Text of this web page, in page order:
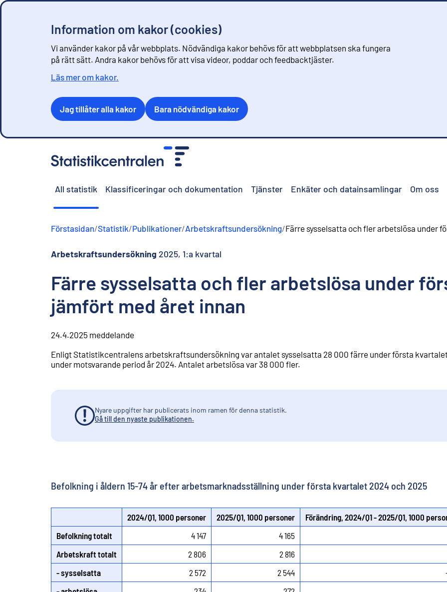
Information om kakor (cookies)
Vi använder kakor på vår webbplats. Nödvändiga kakor behövs för att webbplatsen ska fungera
på rätt sätt. Andra kakor behövs för att visa videor, poddar och feedbacktjäster.
Läs mer om kakor.
Jag tillåter alla kakor Bara nödvändiga kakor
All statistik Klassificeringar och dokumentation Tjänster Enkäter och datainsamlingar Om oss
Förstasidan/Statistik/Publikationer/Arbetskraftsundersökning/Färre sysselsatta och fler arbetslösa under
Arbetskraftsundersökning 2025, 1:a kvartal
Färre sysselsatta och fler arbetslösa under
jämfört med året innan
24.4.2025 meddelande
Enligt Statistikcentralens arbetskraftsundersökning var antalet sysselsatta 28 000 färre under första
under motsvarande period år 2024. Antalet arbetslösa var 38 000 fler.
Nyare uppgifter har publicerats inom ramen för denna statistik.
Gå till den nyaste publikationen.
Befolkning i åldern 15-74 år efter arbetsmarknadsställning under första kvartalet 2024 och 2025
2024/Q1, 1000 personer 2025/Q1, 1000 personer Förändring, 2024/Q1 - 2025/Q1, 1000
Befolkning totalt
4 147 4 165
Arbetskraft totalt
2 806 2 816
- sysselsatta
2 572 2 544